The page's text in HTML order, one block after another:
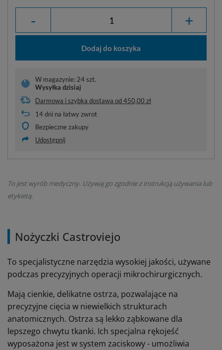
- +
Dodaj do koszyka
W magazynie: 24 szt.
Wysyłka dzisiaj
Darmowa i szybka dostawa od450,00 zł
14dni na łatwy zwrot
Bezpieczne zakupy
Udostępnij
To jest wyrób medyczny. Używaj go zgodnie z instrukcją używania lub
etykietą.
Nożyczki Castroviejo
To specjalistyczne narzędzia wysokiej jakości, używane
podczas precyzyjnych operacji mikrochirurgicznych.
Mają cienkie, delikatne ostrza, pozwalające na
precyzyjne cięcia w niewielkich strukturach
anatomicznych. Ostrza są lekko ząbkowane dla
lepszego chwytu tkanki. Ich specjalna rękojeść
wyposażona jest w system zaciskowy - umożliwia